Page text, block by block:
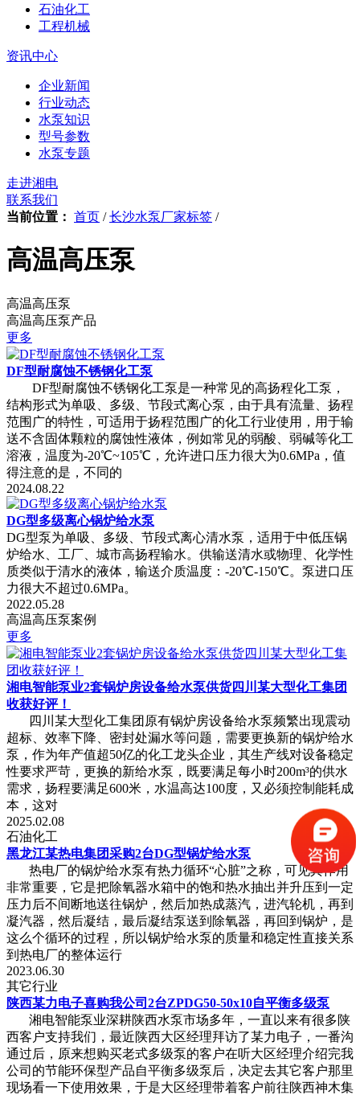
石油化工
工程机械
资讯中心
企业新闻
行业动态
水泵知识
型号参数
水泵专题
走进湘电
联系我们
当前位置： 首页 / 长沙水泵厂家标签 /
高温高压泵
高温高压泵
高温高压泵产品
更多
DF型耐腐蚀不锈钢化工泵
DF型耐腐蚀不锈钢化工泵是一种常见的高扬程化工泵，
结构形式为单吸、多级、节段式离心泵，由于具有流量、扬程
范围广的特性，可适用于扬程范围广的化工行业使用，用于输
送不含固体颗粒的腐蚀性液体，例如常见的弱酸、弱碱等化工
溶液，温度为-20℃~105℃，允许进口压力很大为0.6MPa，值
得注意的是，不同的
2024.08.22
DG型多级离心锅炉给水泵
DG型泵为单吸、多级、节段式离心清水泵，适用于中低压锅
炉给水、工厂、城市高扬程输水。供输送清水或物理、化学性
质类似于清水的液体，输送介质温度：-20℃-150℃。泵进口压
力很大不超过0.6MPa。
2022.05.28
高温高压泵案例
更多
湘电智能泵业2套锅炉房设备给水泵供货四川某大型化工集团
收获好评！
四川某大型化工集团原有锅炉房设备给水泵频繁出现震动
超标、效率下降、密封处漏水等问题，需要更换新的锅炉给水
泵，作为年产值超50亿的化工龙头企业，其生产线对设备稳定
性要求严苛，更换的新给水泵，既要满足每小时200m³的供水
需求，扬程要满足600米，水温高达100度，又必须控制能耗成
本，这对
2025.02.08
石油化工
黑龙江某热电集团采购2台DG型锅炉给水泵
热电厂的锅炉给水泵有热力循环“心脏”之称，可见其作用
非常重要，它是把除氧器水箱中的饱和热水抽出并升压到一定
压力后不间断地送往锅炉，然后加热成蒸汽，进汽轮机，再到
凝汽器，然后凝结，最后凝结泵送到除氧器，再回到锅炉，是
这么个循环的过程，所以锅炉给水泵的质量和稳定性直接关系
到热电厂的整体运行
2023.06.30
其它行业
陕西某力电子喜购我公司2台ZPDG50-50x10自平衡多级泵
湘电智能泵业深耕陕西水泵市场多年，一直以来有很多陕
西客户支持我们，最近陕西大区经理拜访了某力电子，一番沟
通过后，原来想购买老式多级泵的客户在听大区经理介绍完我
公司的节能环保型产品自平衡多级泵后，决定去其它客户那里
现场看一下使用效果，于是大区经理带着客户前往陕西神木集